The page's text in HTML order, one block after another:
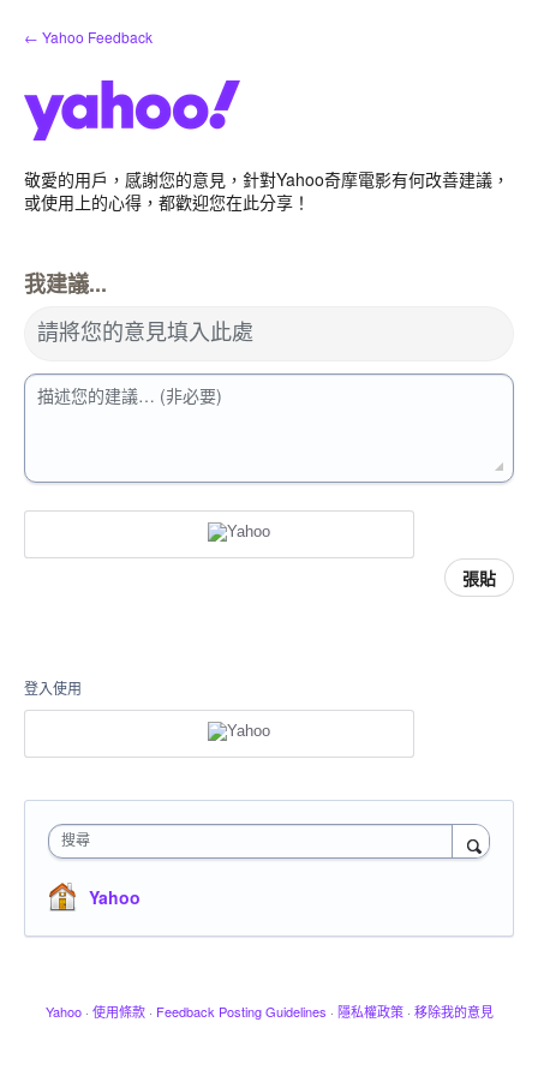
到
← Yahoo Feedback
敬愛的用戶，感謝您的意見，針對Yahoo奇摩電影有何改善建議，
或使用上的心得，都歡迎您在此分享！
我建議...
請將您的意見填入此處
描述您的建議… (非必要)
張貼
登入使用
搜尋
Yahoo
Yahoo · 使用條款 · Feedback Posting Guidelines · 隱私權政策 · 移除我的意見